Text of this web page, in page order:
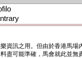
資訊之用。但由於香港馬
盡可能準確，馬會就此並